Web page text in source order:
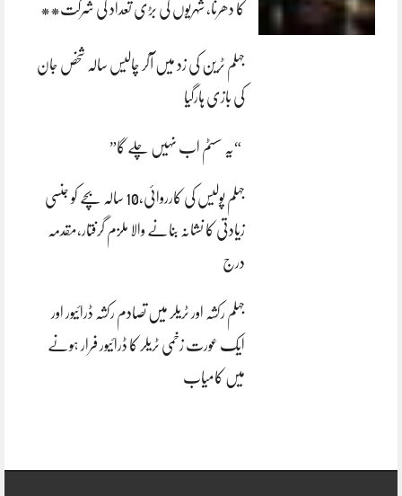
کا دھرنا، شہریوں کی بڑی تعداد کی شرکت**
جہلم ٹرین کی زد میں آکر چالیس سالہ شخص جان
کی بازی ہارگیا
“یہ سسٹم اب نہیں چلے گا”
جہلم پولیس کی کارروائی،10 سالہ بچے کو جنسی
زیادتی کا نشانہ بنانے والا ملزم گرفتار،مقدمہ
درج
جہلم رکشہ اور ٹریلر میں تصادم رکشہ ڈرائیور اور
ایک عورت زخمی ٹریلر کا ڈرائیور فرار ہونے
میں کامیاب